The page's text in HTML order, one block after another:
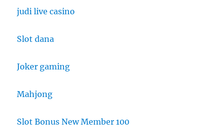
judi live casino
Slot dana
Joker gaming
Mahjong
Slot Bonus New Member 100